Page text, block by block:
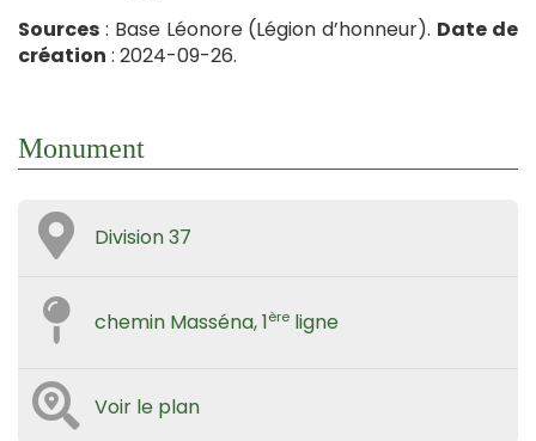
Sources : Base Léonore (Légion d’honneur). Date de
création : 2024-09-26.
Monument
Division 37
chemin Masséna, 1ère ligne
Voir le plan